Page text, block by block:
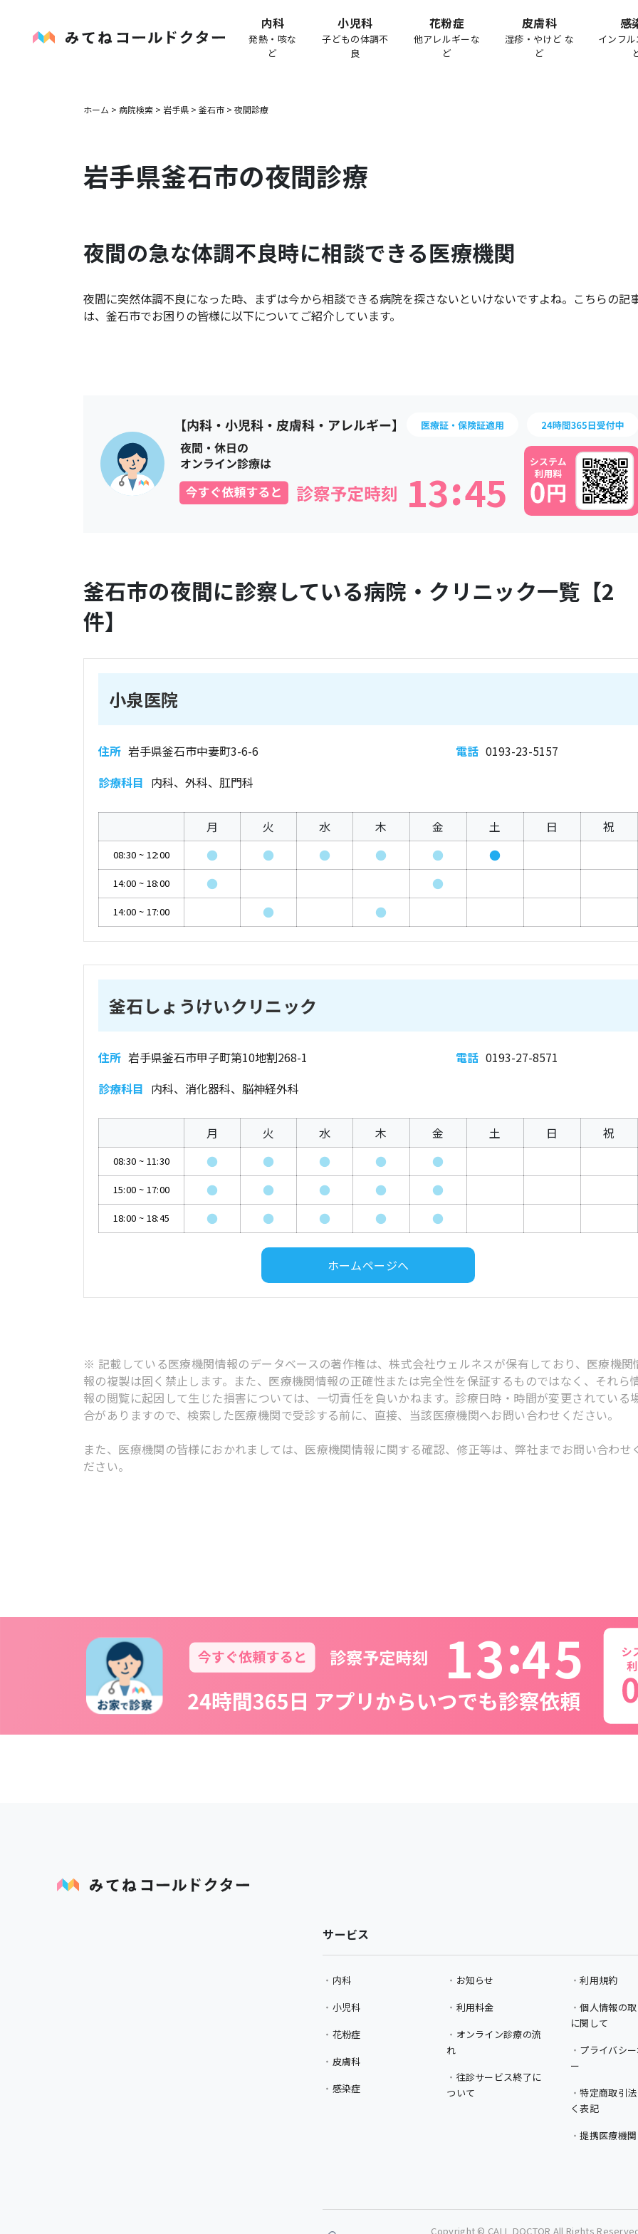
内科
発熱・咳な
ど
小児科
子どもの体調不
良
花粉症
他アレルギーな
ど
皮膚科
湿疹・やけど な
ど
感
インフ
ホーム > 病院検索 > 岩手県 > 釜石市 > 夜間診療
岩手県釜石市の夜間診療
夜間の急な体調不良時に相談できる医療機関
夜間に突然体調不良になった時、まずは今から相談できる病院を探さないといけないですよね。こちらの記
は、 釜石市でお困りの皆様に以下についてご紹介しています。
13 45
:
釜石市の夜間に診察している病院・クリニック一覧【2
件】
小泉医院
住所 岩手県釜石市中妻町3-6-6 電話 0193-23-5157
診療科目 内科、外科、肛門科
月 火 水 木 金 土 日 祝
08:30 ~ 12:00 ● ● ● ● ● ●
14:00 ~ 18:00 ● ●
14:00 ~ 17:00 ● ●
釜石しょうけいクリニック
住所 岩手県釜石市甲子町第10地割268-1 電話 0193-27-8571
診療科目 内科、消化器科、脳神経外科
月 火 水 木 金 土 日 祝
08:30 ~ 11:30 ● ● ● ● ●
15:00 ~ 17:00 ● ● ● ● ●
18:00 ~ 18:45 ● ● ● ● ●
ホームページへ
※ 記載している医療機関情報のデータベースの著作権は、株式会社ウェルネスが保有しており、医療機関
報の複製は固く禁止します。また、医療機関情報の正確性または完全性を保証するものではなく、それら
報の閲覧に起因して生じた損害については、一切責任を負いかねます。診療日時・時間が変更されている
合がありますので、検索した医療機関で受診する前に、直接、当該医療機関へお問い合わせください。
また、医療機関の皆様におかれましては、医療機関情報に関する確認、修正等は、弊社までお問い合わせ
ださい。
13 45
サービス
内科
小児科
花粉症
皮膚科
感染症
お知らせ
利用料金
オンライン診療の流
れ
往診サービス終了に
ついて
利用規約
個人情報の
に関して
プライバシ
ー
特定商取引
く表記
提携医療機関
Copyright © CALL DOCTOR All Rights